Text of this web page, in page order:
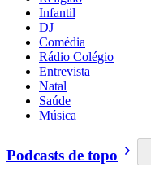
Infantil
DJ
Comédia
Rádio Colégio
Entrevista
Natal
Saúde
Música
Podcasts de topo